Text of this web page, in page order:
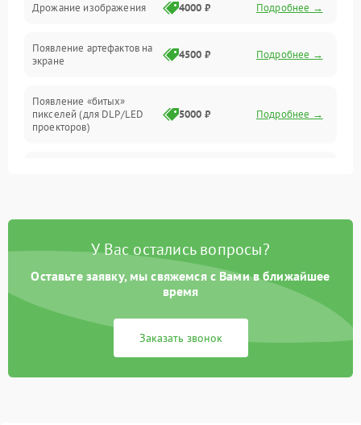
Дрожание изображения 4000 ₽ Подробнее →
Появление артефактов на
экране
4500 ₽ Подробнее →
Появление «битых»
пикселей (для DLP/LED
проекторов)
5000 ₽ Подробнее →
Нестабильная яркость или
Неравномерная подсветка
4500 ₽ Подробнее →
автоматическая коррекция
трапеции (Keystone)
3000 ₽ Подробнее →
У Вас остались вопросы?
Оставьте заявку, мы свяжемся с Вами в ближайшее
время
Заказать звонок